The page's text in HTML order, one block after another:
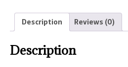
Description Reviews (0)
Description